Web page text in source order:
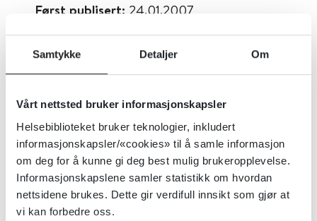
Samtykke Detaljer Om
Vårt nettsted bruker informasjonskapsler
Helsebiblioteket bruker teknologier, inkludert
informasjonskapsler/«cookies» til å samle informasjon
om deg for å kunne gi deg best mulig brukeropplevelse.
Informasjonskapslene samler statistikk om hvordan
nettsidene brukes. Dette gir verdifull innsikt som gjør at
vi kan forbedre oss.
Først publisert: 24.01.2007
Sist faglig oppdatert:24.01.2007
Tema:Barn og unges psykiske helse
og fedme, Ernæring
Dokumenttype: Oppsummert forskning
Utgiver:Cochrane Library
Språk:Engelsk